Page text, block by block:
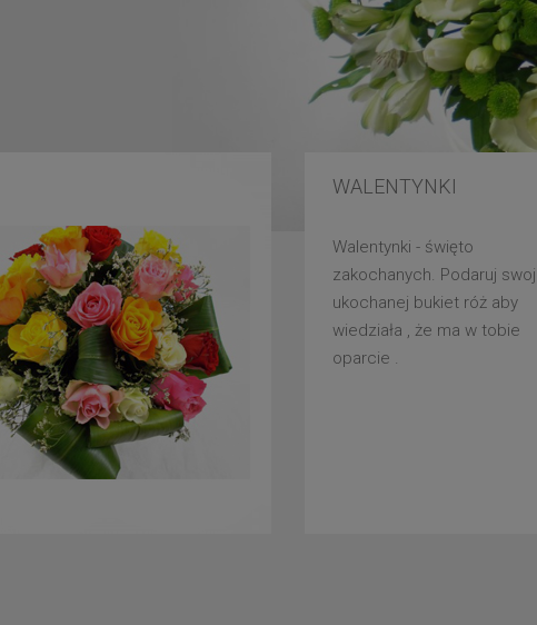
WALENTYNKI
Walentynki - święto
zakochanych. Podaruj
ukochanej bukiet róż aby
wiedziała , że ma w tobie
oparcie .